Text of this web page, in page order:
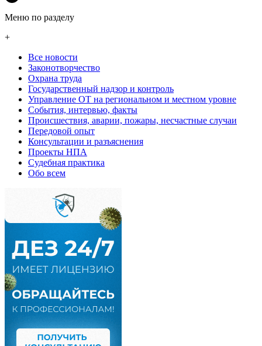
Меню по разделу
+
Все новости
Законотворчество
Охрана труда
Государственный надзор и контроль
Управление ОТ на региональном и местном уровне
События, интервью, факты
Происшествия, аварии, пожары, несчастные случаи
Передовой опыт
Консультации и разъяснения
Проекты НПА
Судебная практика
Обо всем